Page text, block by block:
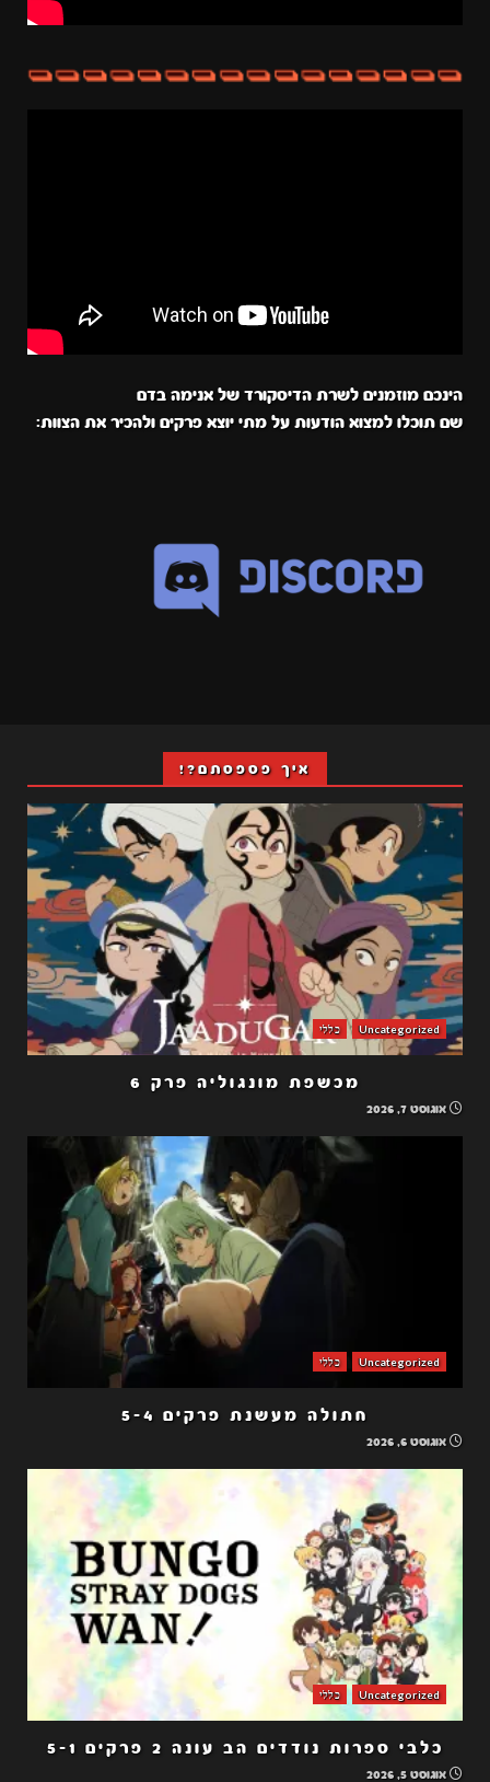
הינכם מוזמנים לשרת הדיסקורד של אנימה בדם
שם תוכלו למצוא הודעות על מתי יוצא פרקים ולהכיר את הצוות:
איך פספסתם?!
Uncategorized כללי
מכשפת מונגוליה פרק 6
אוגוסט 7, 2026
Uncategorized כללי
חתולה מעשנת פרקים 5-4
אוגוסט 6, 2026
Uncategorized כללי
כלבי ספרות נודדים הב עונה 2 פרקים 5-1
אוגוסט 5, 2026